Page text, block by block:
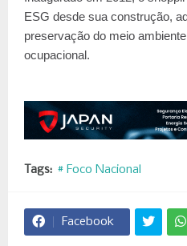
ESG desde sua construção,
preservação do meio
ocupacional.
Tags: # Foco Nacional
Facebook